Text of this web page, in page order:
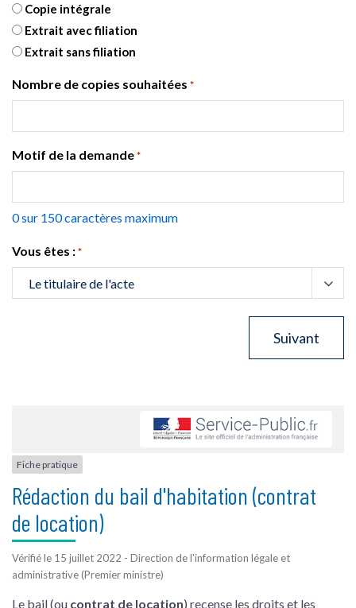
Copie intégrale
Extrait avec filiation
Extrait sans filiation
Nombre de copies souhaitées *
Motif de la demande *
0 sur 150 caractères maximum
Vous êtes : *
Fiche pratique
Rédaction du bail d'habitation (contrat
de location)
Vérifié le 15 juillet 2022 - Direction de l'information légale et
administrative (Premier ministre)
Le bail (ou contrat de location) recense les droits et les